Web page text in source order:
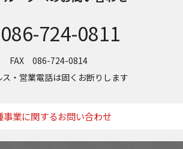
724-0811
FAX 086-724-0814
・営業電話は固くお断りします
事業に関するお問い合わせ